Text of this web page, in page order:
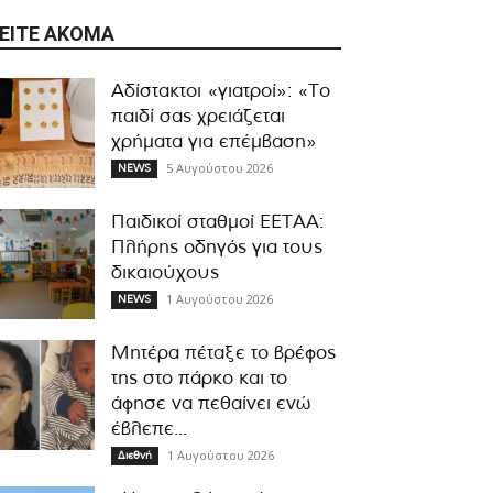
ΑΚΌΜΑ
Αδίστακτοι «γιατροί»: «Το
παιδί σας χρειάζεται
χρήματα για επέμβαση»
NEWS 5 Αυγούστου 2026
Παιδικοί σταθμοί ΕΕΤΑΑ:
Πλήρης οδηγός για τους
δικαιούχους
NEWS 1 Αυγούστου 2026
Μητέρα πέταξε το βρέφος
της στο πάρκο και το
άφησε να πεθαίνει ενώ
έβλεπε...
Διεθνή 1 Αυγούστου 2026